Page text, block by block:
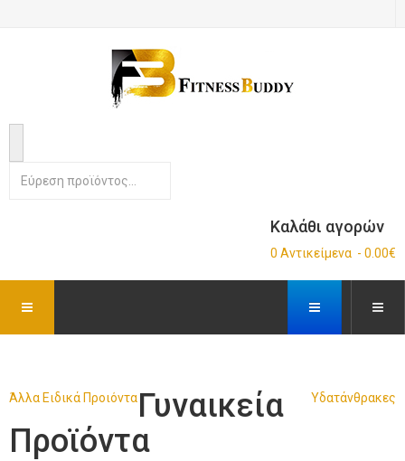
Καλάθι αγορών
0 Αντικείμενα - 0.00€
Άλλα Ειδικά Προιόντα Υδατάνθρακες
Γυναικεία
Προϊόντα